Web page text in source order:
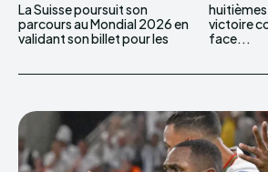
La Suisse poursuit son
parcours au Mondial 2026 en
validant son billet pour les
huitièmes de finale grâce à une
victoire convaincante (2-0)
face...